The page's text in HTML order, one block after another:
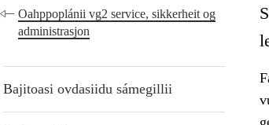
Oahppoplánii vg2 service, sikkerheit og
administrasjon
Bajitoasi ovdasiidu sámegillii